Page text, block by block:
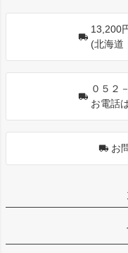
13,200
(北海道
０５２
お電話
お